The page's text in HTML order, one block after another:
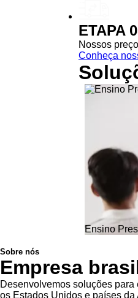
ETAPA
Nossos
Conheça
Ensino
Sobre nós
Empresa
Desenvolvemos soluções
os Estados Unidos e países